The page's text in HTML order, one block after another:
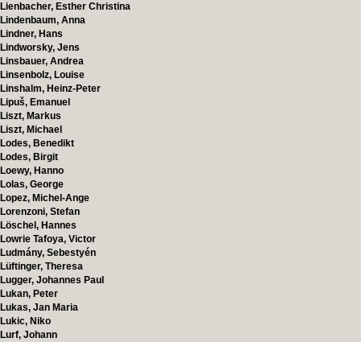
Lienbacher, Esther Christina
Lindenbaum, Anna
Lindner, Hans
Lindworsky, Jens
Linsbauer, Andrea
Linsenbolz, Louise
Linshalm, Heinz-Peter
Lipuš, Emanuel
Liszt, Markus
Liszt, Michael
Lodes, Benedikt
Lodes, Birgit
Loewy, Hanno
Lolas, George
Lopez, Michel-Ange
Lorenzoni, Stefan
Löschel, Hannes
Lowrie Tafoya, Victor
Ludmány, Sebestyén
Lüftinger, Theresa
Lugger, Johannes Paul
Lukan, Peter
Lukas, Jan Maria
Lukic, Niko
Lurf, Johann